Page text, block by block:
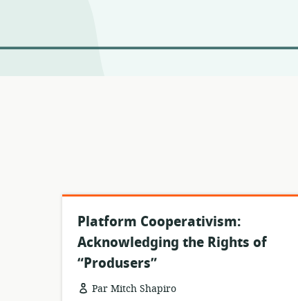
Platform Cooperativism:
Acknowledging the Rights of
“Produsers”
Par Mitch Shapiro